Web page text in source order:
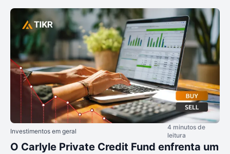
Investimentos em geral
4 minutos de
leitura
O Carlyle Private Credit Fund enfrenta um